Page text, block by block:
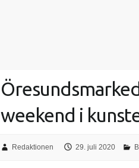
weekend i
Redaktionen 29. juli 2020